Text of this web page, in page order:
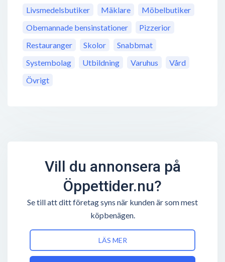
Livsmedelsbutiker
Mäklare
Möbelbutiker
Obemannade bensinstationer
Pizzerior
Restauranger
Skolor
Snabbmat
Systembolag
Utbildning Varuhus
Vård
Övrigt
Vill du annonsera på
Öppettider.nu?
Se till att ditt företag syns när kunden är som mest
köpbenägen.
LÄS MER